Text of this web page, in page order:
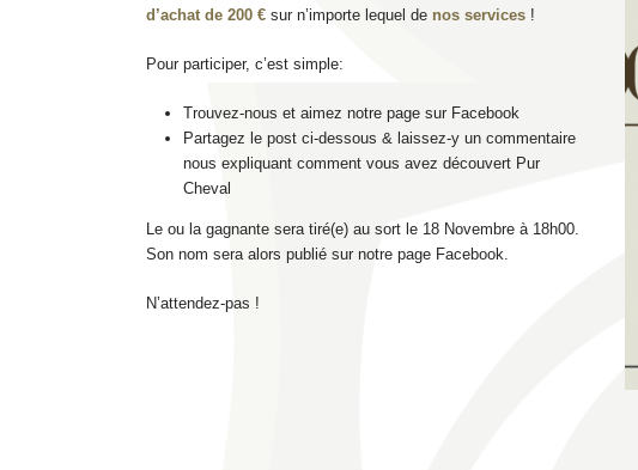
d’achat de 200 € sur n’importe lequel de nos services !
Pour participer, c’est simple:
Trouvez-nous et aimez notre page sur Facebook
Partagez le post ci-dessous & laissez-y un commentaire
nous expliquant comment vous avez découvert Pur
Cheval
Le ou la gagnante sera tiré(e) au sort le 18 Novembre à 18h00.
Son nom sera alors publié sur notre page Facebook.
N’attendez-pas !